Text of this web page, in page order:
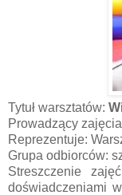
Tytuł warsztatów:
Prowadzący
Reprezentuje:
Grupa odbiorców:
Streszczenie
doświadczeniami